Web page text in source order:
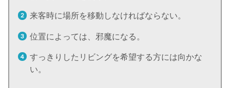
来客時に場所を移動しなければならない。
位置によっては、邪魔になる。
すっきりしたリビングを希望する方には向かな
い。